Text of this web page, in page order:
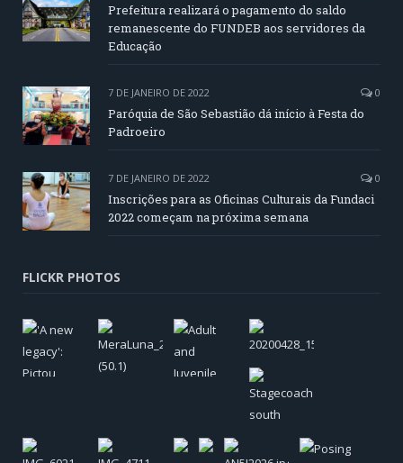
Prefeitura realizará o pagamento do saldo
remanescente do FUNDEB aos servidores da
Educação
7 DE JANEIRO DE 2022 0
Paróquia de São Sebastião dá início à Festa do
Padroeiro
7 DE JANEIRO DE 2022 0
Inscrições para as Oficinas Culturais da Fundaci
2022 começam na próxima semana
FLICKR PHOTOS